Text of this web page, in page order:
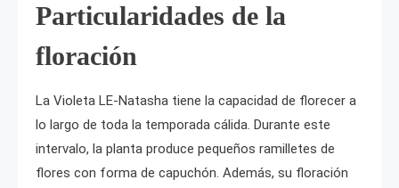
Particularidades de la
floración
La Violeta LE-Natasha tiene la capacidad de florecer a
lo largo de toda la temporada cálida. Durante este
intervalo, la planta produce pequeños ramilletes de
flores con forma de capuchón. Además, su floración